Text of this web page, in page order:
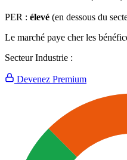
PER : élevé (en dessous du
Le marché paye cher les
Secteur Industrie :
Devenez Premium